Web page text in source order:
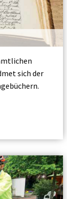
sich der